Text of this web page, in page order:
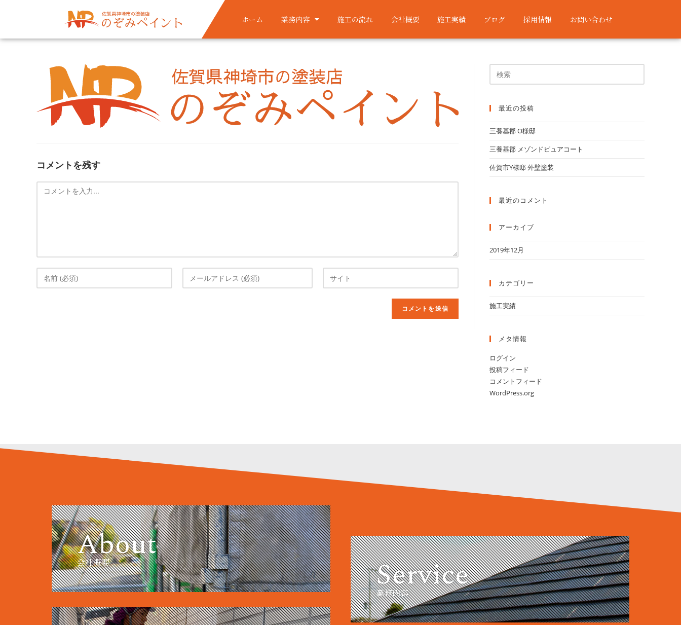
ホーム 業務内容 施工の流れ 会社概要 施工実績 ブログ 採用情報 お問い合わせ
コメントを残す
最近の投稿
三養基郡 O様邸
三養基郡 メゾンドピュアコート
佐賀市Y様邸 外壁塗装
最近のコメント
アーカイブ
2019年12月
カテゴリー
施工実績
メタ情報
ログイン
投稿フィード
コメントフィード
WordPress.org
About
会社概要 Service
業務内容